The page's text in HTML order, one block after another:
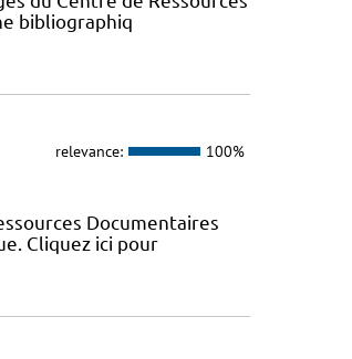
bibliographiq
relevance: 100%
Documentaires
Cliquez ici pour